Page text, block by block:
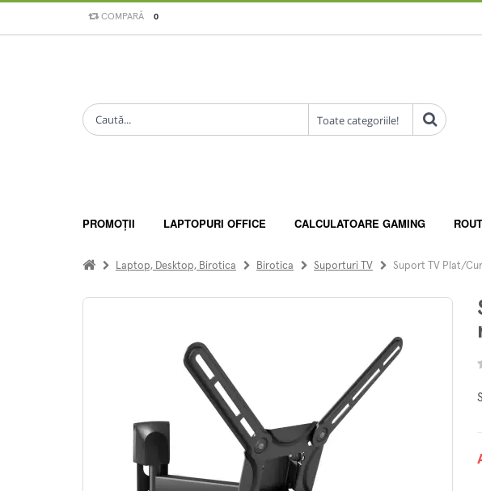
COMPARĂ 0
PROMOȚII LAPTOPURI OFFICE CALCULATOARE GAMING
Laptop, Desktop, Birotica Birotica Suporturi TV Suport TV Plat/